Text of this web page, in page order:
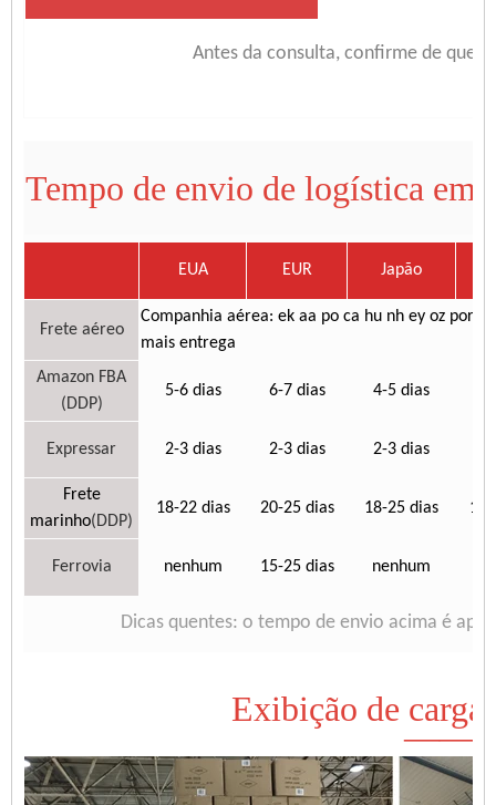
Antes da consulta, confirme de que
Tempo de envio de logística em
EUA EUR Japão
Frete aéreo
Companhia aérea: ek aa po ca hu nh ey oz
mais entrega
Amazon FBA
(DDP)
5-6 dias 6-7 dias 4-5 dias
Expressar 2-3 dias 2-3 dias 2-3 dias
Frete
marinho(DDP)
18-22 dias 20-25 dias 18-25 dias 18-
Ferrovia nenhum 15-25 dias nenhum
Dicas quentes: o tempo de envio acima é
Exibição de
——